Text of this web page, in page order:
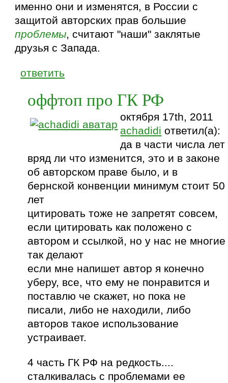
именно они и изменятся, в России с
защитой авторских прав большие
проблемы, считают "наши" заклятые
друзья с Запада.
ответить
оффтоп про ГК РФ
октября 17th, 2011
achadidi ответил(а):
да в части числа лет
вряд ли что изменится, это и в законе
об авторском праве было, и в
бернской конвенции минимум стоит 50
лет
цитировать тоже не запретят совсем,
если цитировать как положено с
автором и ссылкой, но у нас не многие
так делают
если мне напишет автор я конечно
уберу, все, что ему не понравится и
поставлю че скажет, но пока не
писали, либо не находили, либо
авторов такое использование
устраивает.
4 часть ГК РФ на редкость....
сталкивалась с проблемами ее